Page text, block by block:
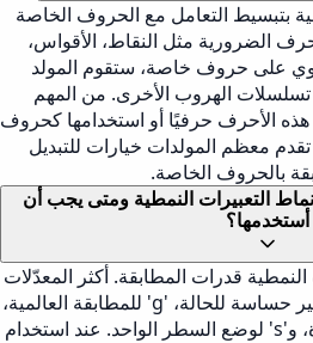
بتبسيط التعامل مع الحروف الخاصة
الضرورية مثل النقاط، الأقواس،
على حروف خاصة، ستقوم المولد
تسلسلات الهروب الأخرى. من المهم
هذه الأحرف حرفيًا أو استخدامها كحروف
معظم المولدات خيارات للتبديل
بالحروف الخاصة.
التعبيرات النمطية ومتى يجب أن
أستخدمها؟
قدرات المطابقة. أكثر المعدّلات
استخداماً تشمل 'i' لمطابقة غير حساسة للحالة، 'g' للمطابقة العالمية،
'm' لمطابقة الأسطر المتعددة، و's' لوضع السطر الواحد. عند استخدام